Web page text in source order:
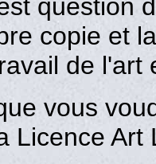
question
copie et
de l'art
vous
Licence Art